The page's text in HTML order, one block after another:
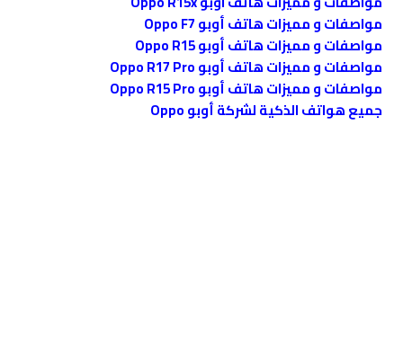
مواصفات و مميزات هاتف أوبو Oppo F7
مواصفات و مميزات هاتف أوبو Oppo R15
مواصفات و مميزات هاتف أوبو Oppo R17 Pro
مواصفات و مميزات هاتف أوبو Oppo R15 Pro
جميع هواتف الذكية لشركة أوبو Oppo